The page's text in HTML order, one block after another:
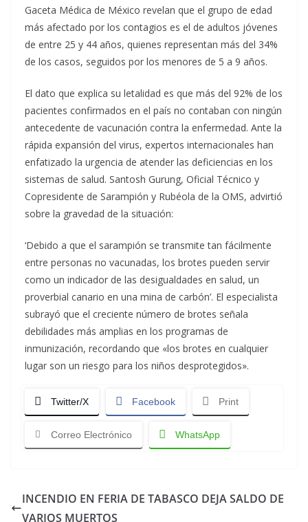
Gaceta Médica de México revelan que el grupo de edad
más afectado por los contagios es el de adultos jóvenes
de entre 25 y 44 años, quienes representan más del 34%
de los casos, seguidos por los menores de 5 a 9 años.
El dato que explica su letalidad es que más del 92% de los
pacientes confirmados en el país no contaban con ningún
antecedente de vacunación contra la enfermedad. Ante la
rápida expansión del virus, expertos internacionales han
enfatizado la urgencia de atender las deficiencias en los
sistemas de salud. Santosh Gurung, Oficial Técnico y
Copresidente de Sarampión y Rubéola de la OMS, advirtió
sobre la gravedad de la situación:
‘Debido a que el sarampión se transmite tan fácilmente
entre personas no vacunadas, los brotes pueden servir
como un indicador de las desigualdades en salud, un
proverbial canario en una mina de carbón’. El especialista
subrayó que el creciente número de brotes señala
debilidades más amplias en los programas de
inmunización, recordando que «los brotes en cualquier
lugar son un riesgo para los niños desprotegidos».
Twitter/X Facebook Print
Correo Electrónico WhatsApp
INCENDIO EN FERIA DE TABASCO DEJA SALDO DE
VARIOS MUERTOS